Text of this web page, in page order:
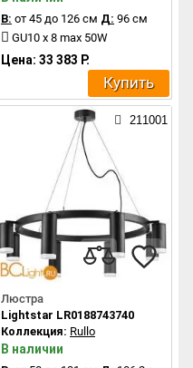
В: от 45 до 126 см Д: 96 см
GU10 x 8 max 50W
Цена: 33 383 Р.
Купить
211001
Люстра
Lightstar LR0188743740
Коллекция: Rullo
В наличии